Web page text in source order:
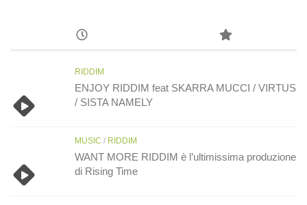
RIDDIM
ENJOY RIDDIM feat SKARRA MUCCI / VIRTUS
/ SISTA NAMELY
MUSIC / RIDDIM
WANT MORE RIDDIM è l’ultimissima produzione
di Rising Time